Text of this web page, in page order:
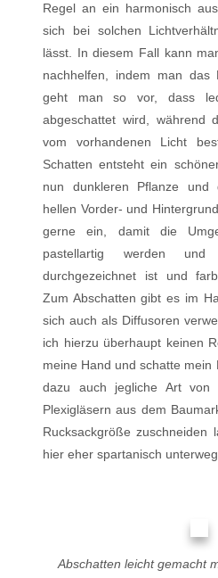
Regel an ein harmonisch
sich bei solchen
lässt. In diesem Fall kann
nachhelfen, indem man das
geht man so vor, dass
abgeschattet wird, während
vom vorhandenen Licht
Schatten entsteht ein
nun dunkleren Pflanze
hellen Vorder- und
gerne ein, damit die
pastellartig werden
durchgezeichnet ist und
Zum Abschatten gibt es im
sich auch als Diffusoren
ich hierzu überhaupt keinen
meine Hand und schatte
dazu auch jegliche Art von
Plexigläsern aus dem
Rucksackgröße zuschneiden
hier eher spartanisch
Abschatten leicht gemacht